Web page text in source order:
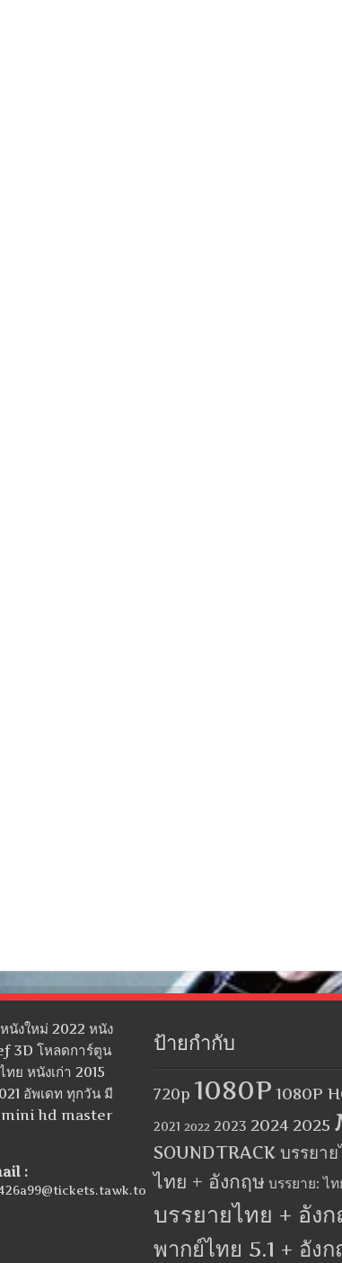
นังใหม่ 2022 หนัง
3D โหลดการ์ตูน
ย หนังเก่า 2015
อัพเดท ทุกวัน มี
mini hd master
:
ป้ายกำกับ
720p 1080P 1080P
2021 2022 2023 2024 2025
SOUNDTRACK บรรยาย
ไทย + อังกฤษ บรรยาย: ไ
บรรยายไทย + อัง
พากย์ไทย 5.1 + อัง